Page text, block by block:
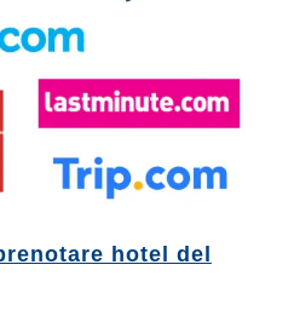
hotel del